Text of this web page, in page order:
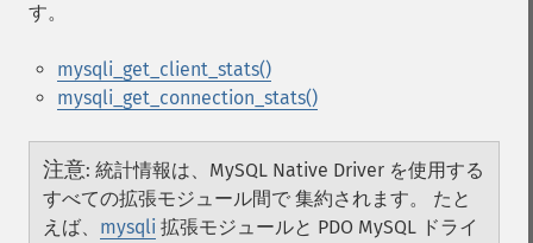
す。
mysqli_get_client_stats()
mysqli_get_connection_stats()
注意: 統計情報は、MySQL Native Driver を使用する
すべての拡張モジュール間で 集約されます。 たと
えば、 mysqli 拡張モジュールと PDO MySQL ドライ